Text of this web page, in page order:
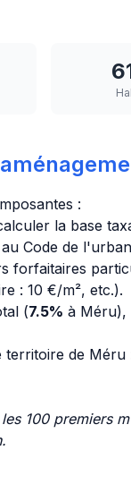
:
la base
Code de
forfaitaires
: 10 €/m², etc.).
(7.5% à Méru),
territoire de Méru
100 premiers